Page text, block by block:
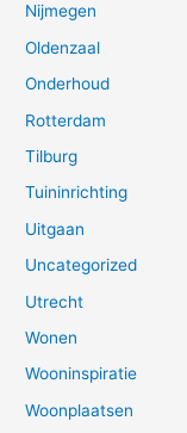
Nijmegen
Oldenzaal
Onderhoud
Rotterdam
Tilburg
Tuininrichting
Uitgaan
Uncategorized
Utrecht
Wonen
Wooninspiratie
Woonplaatsen